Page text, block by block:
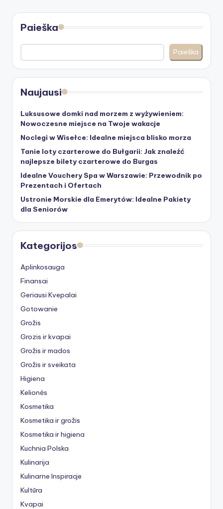
Paieška
Paieška
Naujausi
Luksusowe domki nad morzem z wyżywieniem:
Nowoczesne miejsce na Twoje wakacje
Noclegi w Wisełce: Idealne miejsca blisko morza
Tanie loty czarterowe do Bułgarii: Jak znaleźć
najlepsze bilety czarterowe do Burgas
Idealne Vouchery Spa w Warszawie: Przewodnik po
Prezentach i Ofertach
Ustronie Morskie dla Emerytów: Idealne Pakiety
dla Seniorów
Kategorijos
Aplinkosauga
Finansai
Geriausi Kvepalai
Gotowanie
Grožis
Grozis ir kvapai
Grožis ir mados
Grožis ir sveikata
Higiena
Kelionės
Kosmetika
Kosmetika ir grožis
Kosmetika ir higiena
Kuchnia Polska
Kulinarija
Kulinarne Inspiracje
Kultūra
Kvapai